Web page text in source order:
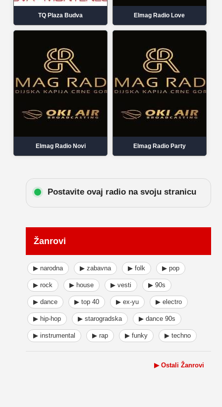
TQ Plaza Budva Elmag Radio Love
Elmag Radio Novi Elmag Radio Party
Postavite ovaj radio na svoju stranicu
Žanrovi
▶ narodna ▶ zabavna ▶ folk ▶ pop
▶ rock ▶ house ▶ vesti ▶ 90s
▶ dance ▶ top 40 ▶ ex-yu ▶ electro
▶ hip-hop ▶ starogradska ▶ dance 90s
▶ instrumental ▶ rap ▶ funky ▶ techno
▶ Ostali Žanrovi